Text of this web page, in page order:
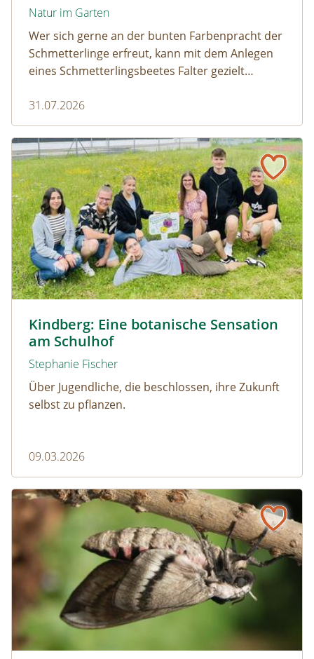
Natur im Garten
Wer sich gerne an der bunten Farbenpracht der
Schmetterlinge erfreut, kann mit dem Anlegen
eines Schmetterlingsbeetes Falter gezielt
dürfen ausreichend mitgedacht werden. Denn
ohne Raupen gibt es keine schönen
Schmetterlinge!
31.07.2026
Kindberg: Eine botanische Sensation
am Schulhof
Stephanie Fischer
Über Jugendliche, die beschlossen, ihre Zukunft
selbst zu pflanzen.
09.03.2026
Kindberg: Eine botanische Sensation am Schulhof
Naturmagazin: Die Rekordleistungen der Schwärmer –
Die Rekordleistungen der Schwärmer – Sieben Fakten